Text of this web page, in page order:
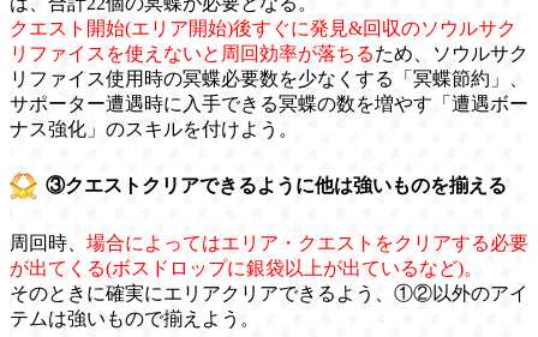
クエスト開始(エリア開始)後すぐに発見&回収のソウルサク
リファイスを使えないと周回効率が落ちるため、ソウルサク
リファイス使用時の冥蝶必要数を少なくする「冥蝶節約」、
サポーター遭遇時に入手できる冥蝶の数を増やす「遭遇ボー
ナス強化」のスキルを付けよう。
③クエストクリアできるように他は強いものを揃える
周回時、 場合によってはエリア・クエストをクリアする必要
が出てくる(ボスドロップに銀袋以上が出ているなど)。
そのときに確実にエリアクリアできるよう、①②以外のアイ
テムは強いもので揃えよう。